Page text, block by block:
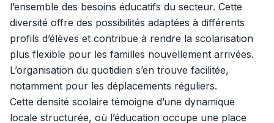
l’ensemble des besoins éducatifs du secteur. Cette
diversité offre des possibilités adaptées à différents
profils d’élèves et contribue à rendre la scolarisation
plus flexible pour les familles nouvellement arrivées.
L’organisation du quotidien s’en trouve facilitée,
notamment pour les déplacements réguliers.
Cette densité scolaire témoigne d’une dynamique
locale structurée, où l’éducation occupe une place